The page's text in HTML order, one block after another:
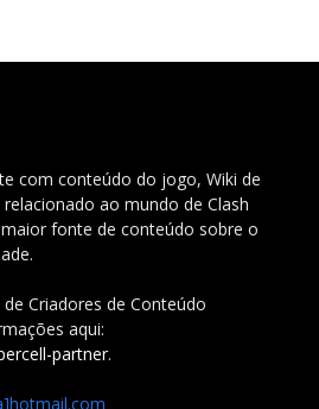
com conteúdo do jogo, Wiki de
ao mundo de Clash
fonte de conteúdo sobre o
Criadores de Conteúdo
aqui:
partner.